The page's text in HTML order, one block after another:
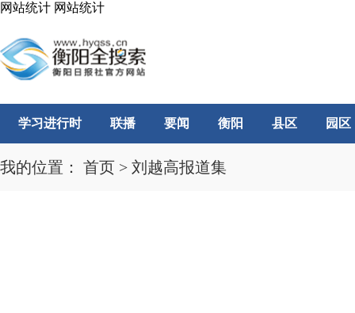
网站统计 网站统计
学习进行时 联播 要闻 衡阳 县区 园区
我的位置： 首页 > 刘越高报道集